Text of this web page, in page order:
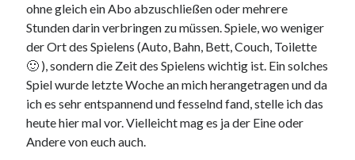
Aktion
Allgemein
Gadgets
Mikrocontroller
Nützliches
ohne gleich ein Abo abzuschließen oder mehrere
Stunden darin verbringen zu müssen. Spiele, wo weniger
der Ort des Spielens (Auto, Bahn, Bett, Couch, Toilette
🙂 ), sondern die Zeit des Spielens wichtig ist. Ein solches
Spiel wurde letzte Woche an mich herangetragen und da
ich es sehr entspannend und fesselnd fand, stelle ich das
heute hier mal vor. Vielleicht mag es ja der Eine oder
Andere von euch auch.